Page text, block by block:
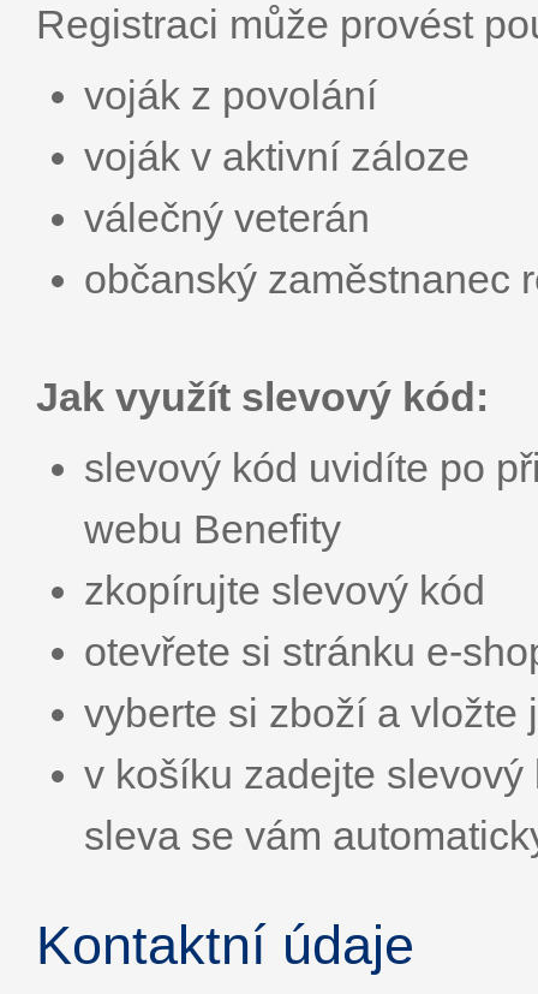
Registraci může provést
voják z povolání
voják v aktivní záloze
válečný veterán
občanský zaměstnanec
Jak využít slevový kód:
slevový kód uvidíte po
webu Benefity
zkopírujte slevový kód
otevřete si stránku e-
vyberte si zboží a vložte
v košíku zadejte
sleva se vám
Kontaktní údaje